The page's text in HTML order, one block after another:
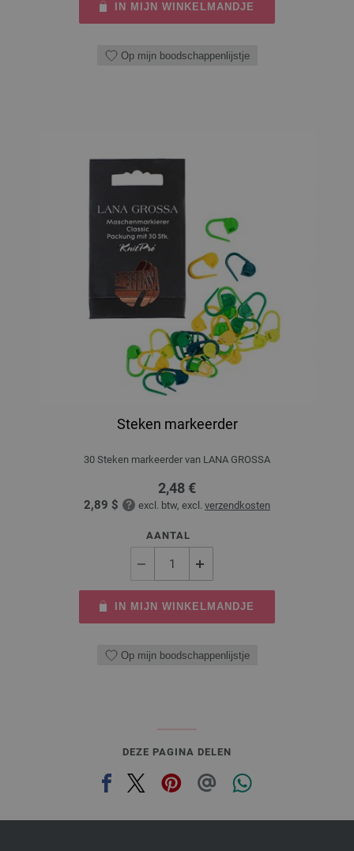
IN MIJN WINKELMANDJE
Op mijn boodschappenlijstje
Steken markeerder
30 Steken markeerder van LANA GROSSA
2,48 €
2,89 $ excl. btw, excl. verzendkosten
AANTAL
IN MIJN WINKELMANDJE
Op mijn boodschappenlijstje
DEZE PAGINA DELEN